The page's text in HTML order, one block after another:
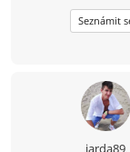
Seznámit
jarda89